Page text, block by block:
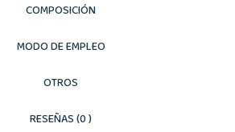
COMPOSICIÓN
MODO DE EMPLEO
OTROS
RESEÑAS (0 )